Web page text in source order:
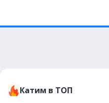
Катим в ТОП